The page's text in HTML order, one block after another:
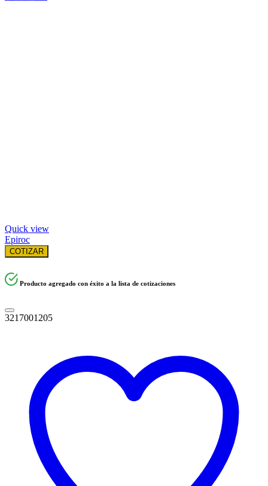
Quick view
Epiroc
COTIZAR
Producto agregado con éxito a la lista de cotizaciones
3217001205